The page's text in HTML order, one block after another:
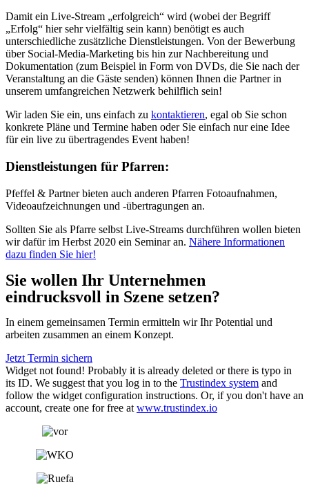
Damit ein Live-Stream „erfolgreich“ wird (wobei der Begriff
„Erfolg“ hier sehr vielfältig sein kann) benötigt es auch
unterschiedliche zusätzliche Dienstleistungen. Von der Bewerbung
über Social-Media-Marketing bis hin zur Nachbereitung und
Dokumentation (zum Beispiel in Form von DVDs, die Sie nach der
Veranstaltung an die Gäste senden) können Ihnen die Partner in
unserem umfangreichen Netzwerk behilflich sein!
Wir laden Sie ein, uns einfach zu kontaktieren, egal ob Sie schon
konkrete Pläne und Termine haben oder Sie einfach nur eine Idee
für ein live zu übertragendes Event haben!
Dienstleistungen für Pfarren:
Pfeffel & Partner bieten auch anderen Pfarren Fotoaufnahmen,
Videoaufzeichnungen und -übertragungen an.
Sollten Sie als Pfarre selbst Live-Streams durchführen wollen bieten
wir dafür im Herbst 2020 ein Seminar an. Nähere Informationen
dazu finden Sie hier!
Sie wollen Ihr Unternehmen
eindrucksvoll in Szene setzen?
In einem gemeinsamen Termin ermitteln wir Ihr Potential und
arbeiten zusammen an einem Konzept.
Jetzt Termin sichern
Widget not found! Probably it is already deleted or there is typo in
its ID. We suggest that you log in to the Trustindex system and
follow the widget configuration instructions. Or, if you don't have an
account, create one for free at www.trustindex.io